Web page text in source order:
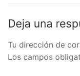
Deja una
Tu dirección de
Los campos